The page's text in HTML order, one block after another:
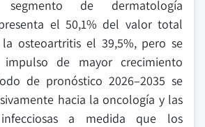
de dermatología
el 50,1% del valor total
osteoartritis el 39,5%, pero se
de mayor crecimiento
de pronóstico 2026–2035 se
hacia la oncología y las
infecciosas a medida que los